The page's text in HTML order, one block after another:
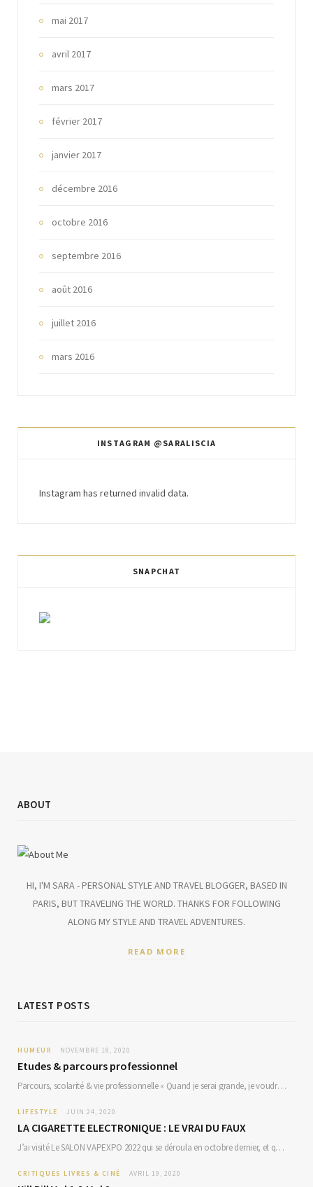
mai 2017
avril 2017
mars 2017
février 2017
janvier 2017
décembre 2016
octobre 2016
septembre 2016
août 2016
juillet 2016
mars 2016
INSTAGRAM @SARALISCIA
Instagram has returned invalid data.
SNAPCHAT
ABOUT
HI, I'M SARA - PERSONAL STYLE AND TRAVEL BLOGGER, BASED IN
PARIS, BUT TRAVELING THE WORLD. THANKS FOR FOLLOWING
ALONG MY STYLE AND TRAVEL ADVENTURES.
READ MORE
LATEST POSTS
HUMEUR NOVEMBRE 18, 2020
Etudes & parcours professionnel
Parcours, scolarité & vie professionnelle « Quand je serai grande, je voudrais etre chanteuse, actrice, maitresse…
LIFESTYLE JUIN 24, 2020
LA CIGARETTE ELECTRONIQUE : LE VRAI DU FAUX
J’ai visité Le SALON VAPEXPO 2022 qui se déroula en octobre dernier, et qui regorge…
CRITIQUES LIVRES & CINÉ AVRIL 19, 2020